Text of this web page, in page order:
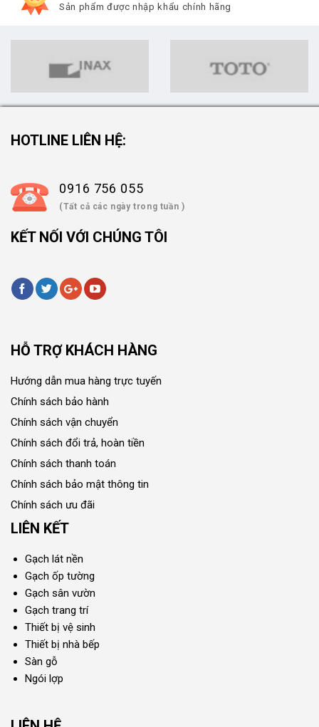
Sản phẩm được nhập khẩu chính hãng
HOTLINE LIÊN HỆ:
0916 756 055
(Tất cả các ngày trong tuần )
KẾT NỐI VỚI CHÚNG TÔI
HỖ TRỢ KHÁCH HÀNG
Hướng dẫn mua hàng trực tuyến
Chính sách bảo hành
Chính sách vận chuyển
Chính sách đổi trả, hoàn tiền
Chính sách thanh toán
Chính sách bảo mật thông tin
Chính sách ưu đãi
LIÊN KẾT
Gạch lát nền
Gạch ốp tường
Gạch sân vườn
Gạch trang trí
Thiết bị vệ sinh
Thiết bị nhà bếp
Sàn gỗ
Ngói lợp